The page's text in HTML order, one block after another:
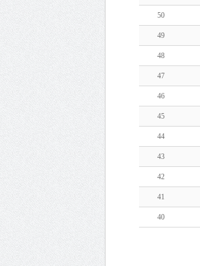
50
49
48
47
46
45
44
43
42
41
40